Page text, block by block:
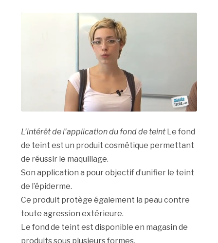
L’intérêt de l’application du fond de teintLe fond
de teint est un produit cosmétique permettant
de réussir le maquillage.
Son application a pour objectif d’unifier le teint
de l’épiderme.
Ce produit protège également la peau contre
toute agression extérieure.
Le fond de teint est disponible en magasin de
produits sous plusieurs formes.